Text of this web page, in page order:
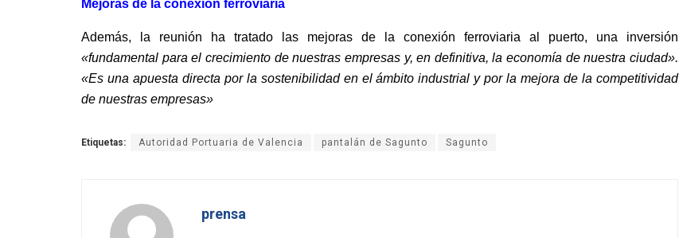
Mejoras de la conexión ferroviaria
Además, la reunión ha tratado las mejoras de la conexión ferroviaria al puerto, una inversión
«fundamental para el crecimiento de nuestras empresas y, en definitiva, la economía de nuestra ciudad».
«Es una apuesta directa por la sostenibilidad en el ámbito industrial y por la mejora de la competitividad
de nuestras empresas»
Etiquetas: Autoridad Portuaria de Valencia pantalán de Sagunto Sagunto
prensa